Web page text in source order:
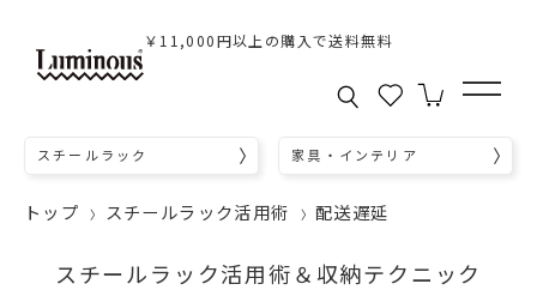
￥11,000円以上の購入で送料無料
スチールラック 家具・インテリア
トップ スチールラック活用術 配送遅延
スチールラック活用術＆収納テクニック